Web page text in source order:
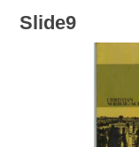
Slide9